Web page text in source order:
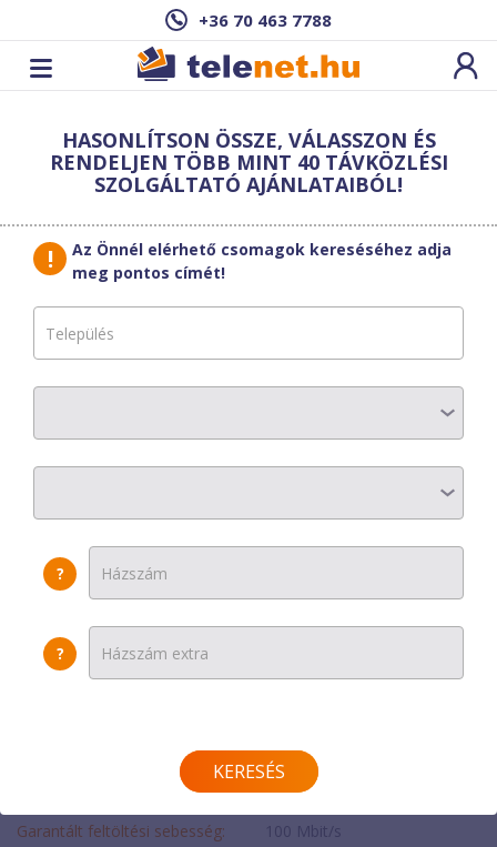
+36 70 463 7788
Ez a csomag sajnos nem elérhető az Ön
címén.Megnézem másik címen!
vissza a szolgáltatásokhoz
PROFI/OPTIKA
AZ ELŐFIZETÉS RÉSZLETEI
Havi díj: 11020 Ft
Egyszeri díj: 0 Ft
Helyszínen fizetendő: 0 Ft
Modem díja:
1000 Mbit/s
Garantált feltöltési sebesség: 100 Mbit/s
HASONLÍTSON ÖSSZE, VÁLASSZON ÉS
RENDELJEN TÖBB MINT 40 TÁVKÖZLÉSI
SZOLGÁLTATÓ AJÁNLATAIBÓL!
Az Önnél elérhető csomagok kereséséhez adja
meg pontos címét!
?
?
KERESÉS